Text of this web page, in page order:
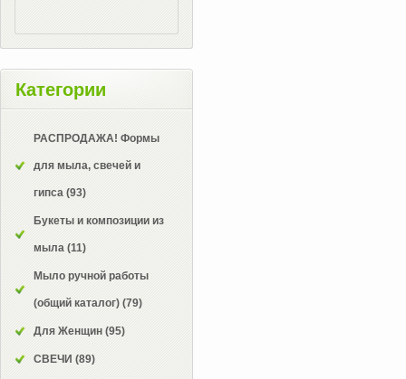
Категории
РАСПРОДАЖА! Формы
для мыла, свечей и
гипса (93)
Букеты и композиции из
мыла (11)
Мыло ручной работы
(общий каталог) (79)
Для Женщин (95)
СВЕЧИ (89)